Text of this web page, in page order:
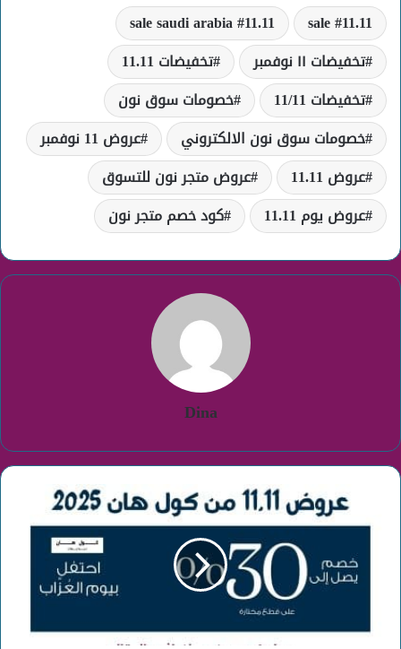
11.11 sale
11.11 sale saudi arabia
تخفيضات ١١ نوفمبر
تخفيضات 11.11
تخفيضات 11/11
خصومات سوق نون
خصومات سوق نون الالكتروني
عروض 11 نوفمبر
عروض 11.11
عروض متجر نون للتسوق
عروض يوم 11.11
كود خصم متجر نون
Dina